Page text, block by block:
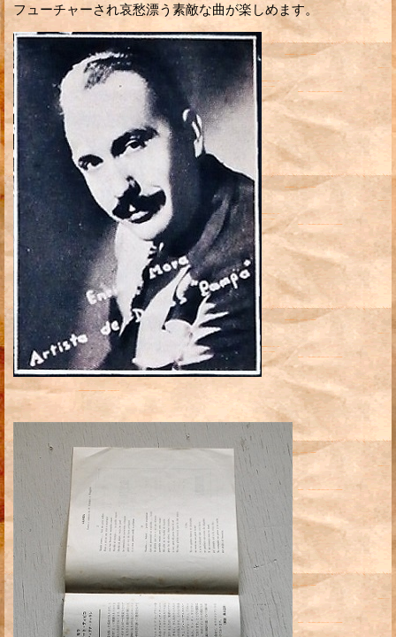
フューチャーされ哀愁漂う素敵な曲が楽しめます。